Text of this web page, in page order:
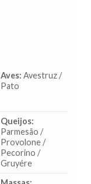
Aves: Avestruz /
Pato
Queijos:
Parmesão /
Provolone /
Pecorino /
Gruyére